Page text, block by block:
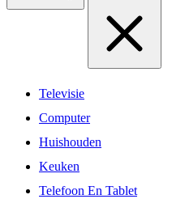
Televisie
Computer
Huishouden
Keuken
Telefoon En Tablet